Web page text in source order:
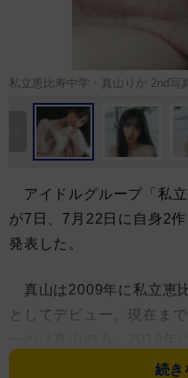
私立恵比寿中学・真山りか 2nd
アイドルグループ「私
が7日、7月22日に自身2
発表した。
真山は2009年に私立恵
としてデビュー。現在ま
続き